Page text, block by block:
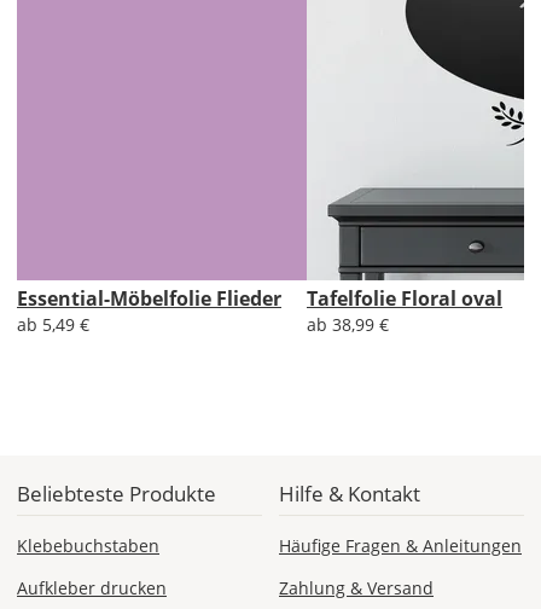
ab 7,98
Produktionsaufschlag
Di., 11.08. -
Mi., 12.08.
Essential-Möbelfolie Flieder
ab 5,49 €
Tafelfolie Floral oval
ab 38,99 €
Beliebteste Produkte
Klebebuchstaben
Aufkleber drucken
Hilfe & Kontakt
Häufige Fragen & Anleitungen
Zahlung & Versand